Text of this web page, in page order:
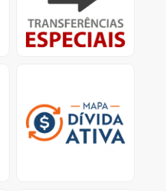
transferências especiais,
conhecidas como
emendas pix.<
Ferramenta traz dados
sobre os esforços dos
municípios para
recuperar valores